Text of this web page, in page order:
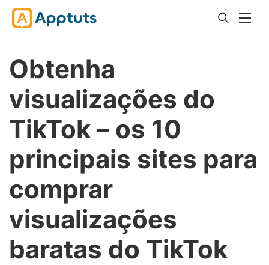
Obtenha
visualizações do
TikTok – os 10
principais sites para
comprar
visualizações
baratas do TikTok